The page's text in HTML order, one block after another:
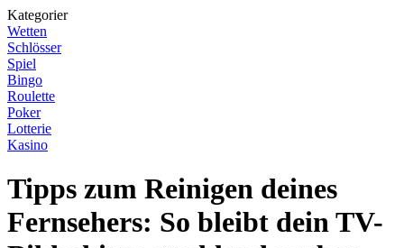
Kategorier
Wetten
Schlösser
Spiel
Bingo
Roulette
Poker
Lotterie
Kasino
Tipps zum Reinigen deines
Fernsehers: So bleibt dein TV-